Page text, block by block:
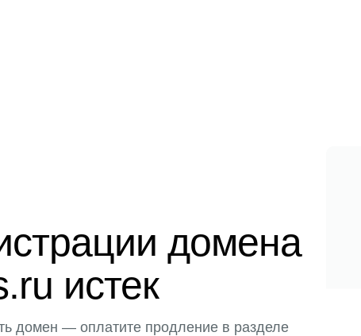
домена
истек
домен — оплатите продление в разделе